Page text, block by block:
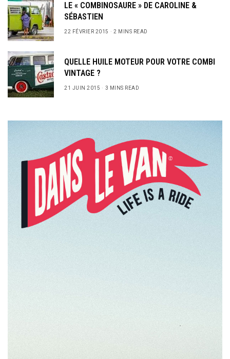
LE « COMBINOSAURE » DE CAROLINE &
SÉBASTIEN
22 FÉVRIER 2015 2 MINS READ
QUELLE HUILE MOTEUR POUR VOTRE COMBI
VINTAGE ?
21 JUIN 2015 3 MINS READ